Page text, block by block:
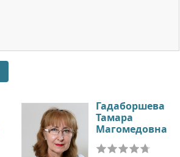
Гадаборшева
Тамара
Магомедовна